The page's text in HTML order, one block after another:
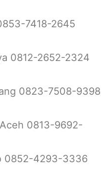
7418-2645
0812-2652-2324
0823-7508-9398
0813-9692-
0852-4293-3336